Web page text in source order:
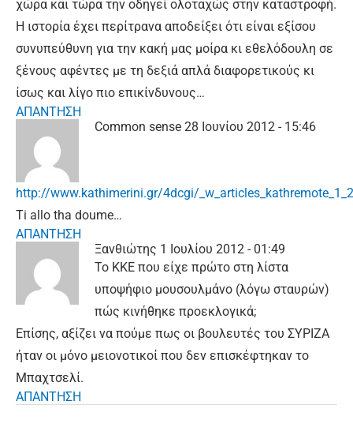
χώρα και τώρα την οδηγεί ολοταχώς στην καταστροφή.
Η ιστορία έχει περίτρανα αποδείξει ότι είναι εξίσου
συνυπεύθυνη για την κακή μας μοίρα κι εθελόδουλη σε
ξένους αφέντες με τη δεξιά απλά διαφορετικούς κι
ίσως και λίγο πιο επικίνδυνους…
ΑΠΑΝΤΗΣΗ
Common sense 28 Ιουνίου 2012 - 15:46
http://www.kathimerini.gr/4dcgi/
Ti allo tha doume…
ΑΠΑΝΤΗΣΗ
Ξανθιώτης 1 Ιουλίου 2012 - 01:49
Το ΚΚΕ που είχε πρώτο στη λίστα
υποψήφιο μουσουλμάνο (λόγω σταυρών)
πώς κινήθηκε προεκλογικά;
Επίσης, αξίζει να πούμε πως οι βουλευτές του ΣΥΡΙΖΑ
ήταν οι μόνο μειονοτικοί που δεν επισκέφτηκαν το
Μπαχτσελί.
ΑΠΑΝΤΗΣΗ